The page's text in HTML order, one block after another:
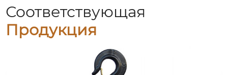
Соответствующая
Продукция